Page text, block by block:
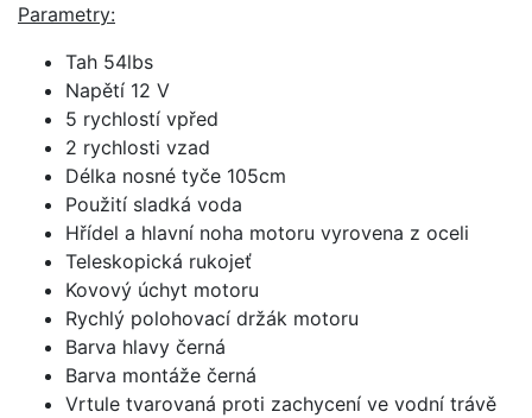
Parametry:
Tah 54lbs
Napětí 12 V
5 rychlostí vpřed
2 rychlosti vzad
Délka nosné tyče 105cm
Použití sladká voda
Hřídel a hlavní noha motoru vyrovena z oceli
Teleskopická rukojeť
Kovový úchyt motoru
Rychlý polohovací držák motoru
Barva hlavy černá
Barva montáže černá
Vrtule tvarovaná proti zachycení ve vodní trávě